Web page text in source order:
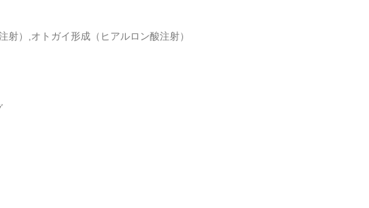
）,オトガイ形成（ヒアルロン酸注射）